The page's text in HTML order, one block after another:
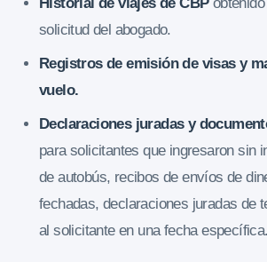
Historial de viajes de CBPobtenido
solicitud del abogado.
Registros de emisión de visas y
vuelo.
Declaraciones juradas y
para solicitantes que ingresaron sin
de autobús, recibos de envíos de
fechadas, declaraciones juradas de
al solicitante en una fecha específica.